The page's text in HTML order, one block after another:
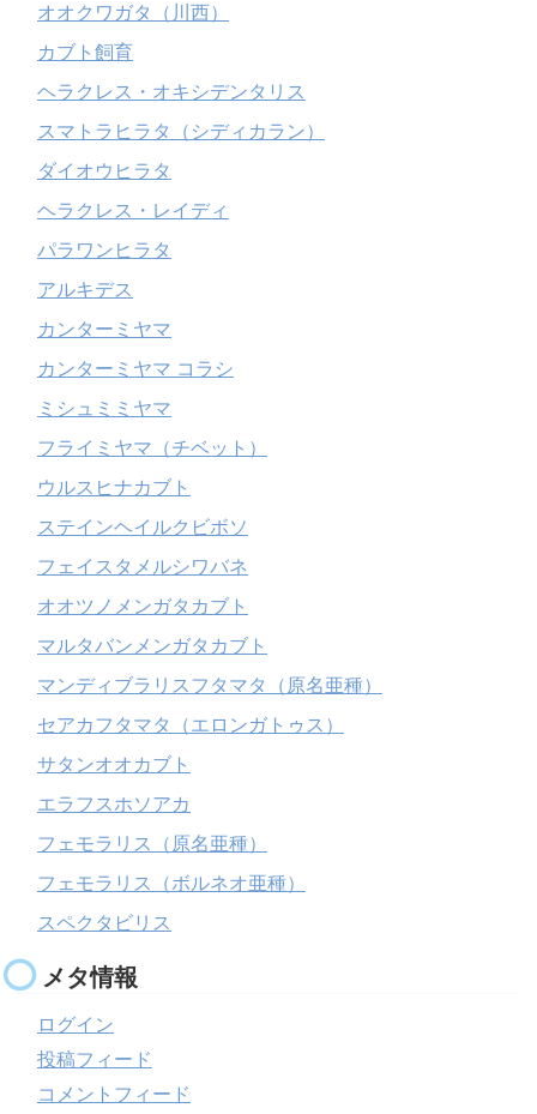
オオクワガタ（川西）
カブト飼育
ヘラクレス・オキシデンタリス
スマトラヒラタ（シディカラン）
ダイオウヒラタ
ヘラクレス・レイディ
パラワンヒラタ
アルキデス
カンターミヤマ
カンターミヤマ コラシ
ミシュミミヤマ
フライミヤマ（チベット）
ウルスヒナカブト
ステインヘイルクビボソ
フェイスタメルシワバネ
オオツノメンガタカブト
マルタバンメンガタカブト
マンディブラリスフタマタ（原名亜種）
セアカフタマタ（エロンガトゥス）
サタンオオカブト
エラフスホソアカ
フェモラリス（原名亜種）
フェモラリス（ボルネオ亜種）
スペクタビリス
メタ情報
ログイン
投稿フィード
コメントフィード